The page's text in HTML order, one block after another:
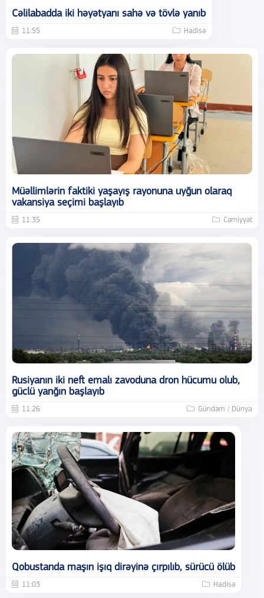
Cəlilabadda iki həyətyanı sahə və tövlə yanıb
11:55 Hadisə
Müəllimlərin faktiki yaşayış rayonuna uyğun olaraq
vakansiya seçimi başlayıb
11:35 Cəmiyyət
Rusiyanın iki neft emalı zavoduna dron hücumu olub,
güclü yanğın başlayıb
11:26 Gündəm / Dünya
Qobustanda maşın işıq dirəyinə çırpılıb, sürücü ölüb
11:03 Hadisə